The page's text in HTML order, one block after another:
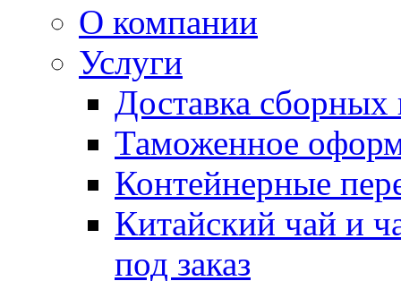
О компании
Услуги
Доставка сборных
Таможенное
Контейнерные
Китайский чай и
под заказ